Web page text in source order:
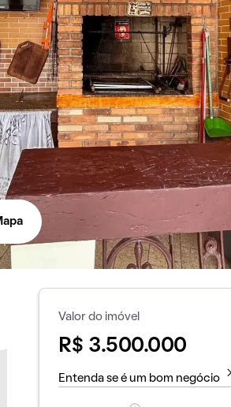
Valor do imóvel
R$ 3.500.000
Entenda se é um bom negócio